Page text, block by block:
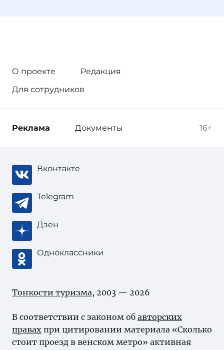
О проекте
Редакция
Для сотрудников
16+
Реклама Документы
Вконтакте
Telegram
Дзен
Одноклассники
Тонкости туризма, 2003 — 2026
В соответствии с законом об авторских
правах при цитировании материала «Сколько
стоит проезд в венском метро» активная